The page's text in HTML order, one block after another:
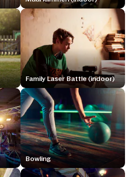
Family Laser Battle (indoor)
Bowling